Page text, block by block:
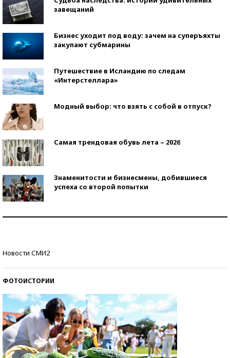
завещаний
Бизнес уходит под воду: зачем на суперъяхты
закупают субмарины
Путешествие в Исландию по следам
«Интерстеллара»
Модный выбор: что взять с собой в отпуск?
Самая трендовая обувь лета – 2026
Знаменитости и бизнесмены, добившиеся
успеха со второй попытки
Новости СМИ2
ФОТОИСТОРИИ